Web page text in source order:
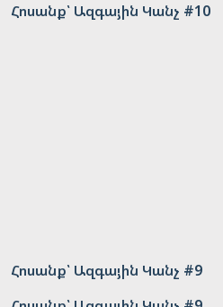
Հոսանք՝ Ազգային Կանչ #10
Հոսանք՝ Ազգային Կանչ #9